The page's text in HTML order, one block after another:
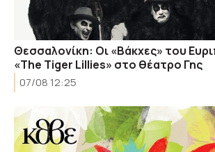
Θεσσαλονίκη: Oι «Βάκχες» του
«The Tiger Lillies» στο θέατρο Γης
07/08 12:25